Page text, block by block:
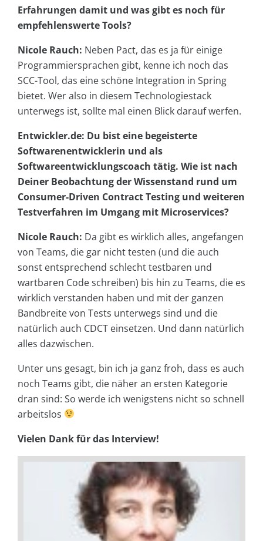
Erfahrungen damit und was gibt es noch für
empfehlenswerte Tools?
Nicole Rauch: Neben Pact, das es ja für einige
Programmiersprachen gibt, kenne ich noch das
SCC-Tool, das eine schöne Integration in Spring
bietet. Wer also in diesem Technologiestack
unterwegs ist, sollte mal einen Blick darauf werfen.
Entwickler.de: Du bist eine begeisterte
Softwarenentwicklerin und als
Softwareentwicklungscoach tätig. Wie ist nach
Deiner Beobachtung der Wissenstand rund um
Consumer-Driven Contract Testing und weiteren
Testverfahren im Umgang mit Microservices?
Nicole Rauch: Da gibt es wirklich alles, angefangen
von Teams, die gar nicht testen (und die auch
sonst entsprechend schlecht testbaren und
wartbaren Code schreiben) bis hin zu Teams, die es
wirklich verstanden haben und mit der ganzen
Bandbreite von Tests unterwegs sind und die
natürlich auch CDCT einsetzen. Und dann natürlich
alles dazwischen.
Unter uns gesagt, bin ich ja ganz froh, dass es auch
noch Teams gibt, die näher an ersten Kategorie
dran sind: So werde ich wenigstens nicht so schnell
arbeitslos
Vielen Dank für das Interview!